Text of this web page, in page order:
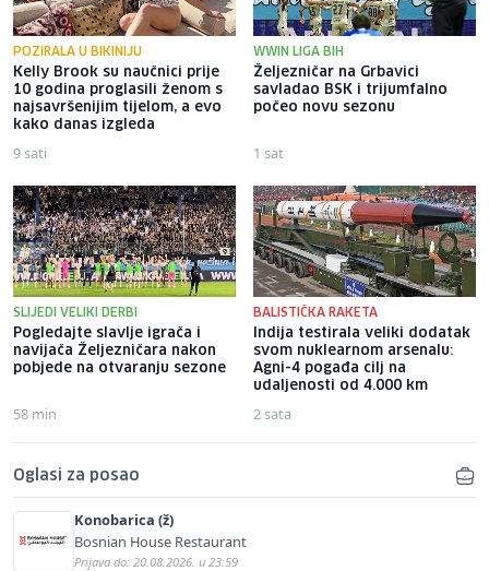
POZIRALA U BIKINIJU
Kelly Brook su naučnici prije
10 godina proglasili ženom s
najsavršenijim tijelom, a evo
kako danas izgleda
9 sati
WWIN LIGA BIH
Željezničar na Grbavici
savladao BSK i trijumfalno
počeo novu sezonu
1 sat
SLIJEDI VELIKI DERBI
Pogledajte slavlje igrača i
navijača Željezničara nakon
pobjede na otvaranju sezone
58 min
BALISTIČKA RAKETA
Indija testirala veliki dodatak
svom nuklearnom arsenalu:
Agni-4 pogađa cilj na
udaljenosti od 4.000 km
2 sata
Oglasi za posao
Konobarica (ž)
Bosnian House Restaurant
Prijava do: 20.08.2026. u 23:59